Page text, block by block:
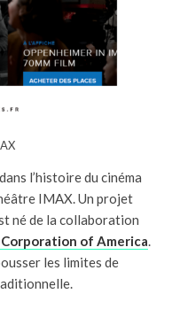
l’histoire du cinéma
IMAX. Un projet
né de la collaboration
Corporation of America.
les limites de